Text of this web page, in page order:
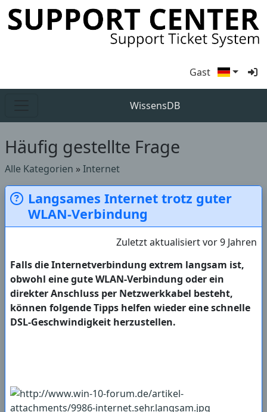
Gast
WissensDB
Häufig gestellte Frage
Alle Kategorien »Internet
Langsames Internet trotz guter
WLAN-Verbindung
Zuletzt aktualisiert vor 9 Jahren
Falls die Internetverbindung extrem langsam ist,
obwohl eine gute WLAN-Verbindung oder ein
direkter Anschluss per Netzwerkkabel besteht,
können folgende Tipps helfen wieder eine schnelle
DSL-Geschwindigkeit herzustellen.